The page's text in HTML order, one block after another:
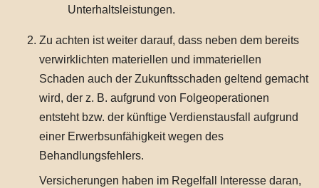
Unterhaltsleistungen.
Zu achten ist weiter darauf, dass neben dem bereits
verwirklichten materiellen und immateriellen
Schaden auch der Zukunftsschaden geltend gemacht
wird, der z. B. aufgrund von Folgeoperationen
entsteht bzw. der künftige Verdienstausfall aufgrund
einer Erwerbsunfähigkeit wegen des
Behandlungsfehlers.
Versicherungen haben im Regelfall Interesse daran,